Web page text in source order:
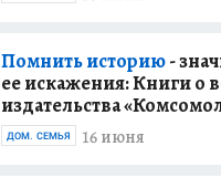
Помнить историю-
ее искажения: Книги о
издательства
16 июня
ДОМ. СЕМЬЯ